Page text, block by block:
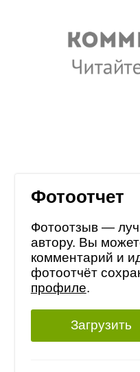
Фотоотчет
Фотоотзыв —
автору. Вы
комментарий и
фотоотчёт
профиле.
Загрузить